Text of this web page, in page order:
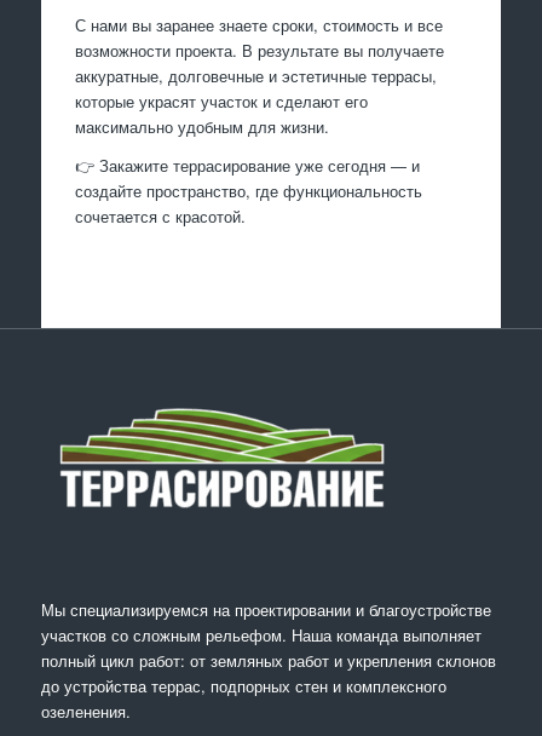
С нами вы заранее знаете сроки, стоимость и все
возможности проекта. В результате вы получаете
аккуратные, долговечные и эстетичные террасы,
которые украсят участок и сделают его
максимально удобным для жизни.
👉 Закажите террасирование уже сегодня — и
создайте пространство, где функциональность
сочетается с красотой.
Мы специализируемся на проектировании и благоустройстве
участков со сложным рельефом. Наша команда выполняет
полный цикл работ: от земляных работ и укрепления склонов
до устройства террас, подпорных стен и комплексного
озеленения.